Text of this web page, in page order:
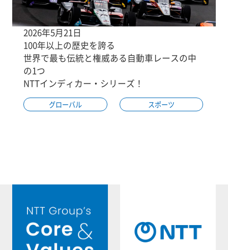
2026年5月21日
100年以上の歴史を誇る
世界で最も伝統と権威ある自動車レースの中
の1つ
NTTインディカー・シリーズ！
グローバル スポーツ